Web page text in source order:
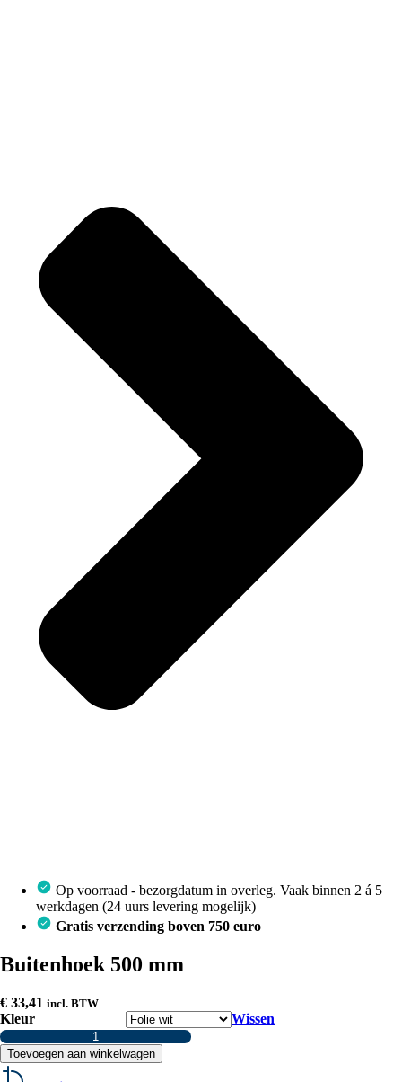
Op voorraad - bezorgdatum in overleg. Vaak binnen 2 á 5
werkdagen (24 uurs levering mogelijk)
Gratis verzending boven 750 euro
Buitenhoek 500 mm
€ 33,41 incl. BTW
Kleur
Wissen
Buitenhoek
500
mm
Toevoegen aan winkelwagen